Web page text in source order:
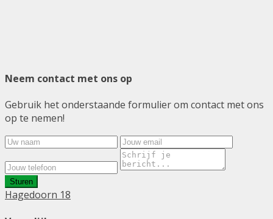
Neem contact met ons op
Gebruik het onderstaande formulier om contact met ons
op te nemen!
Sturen
Hagedoorn 18